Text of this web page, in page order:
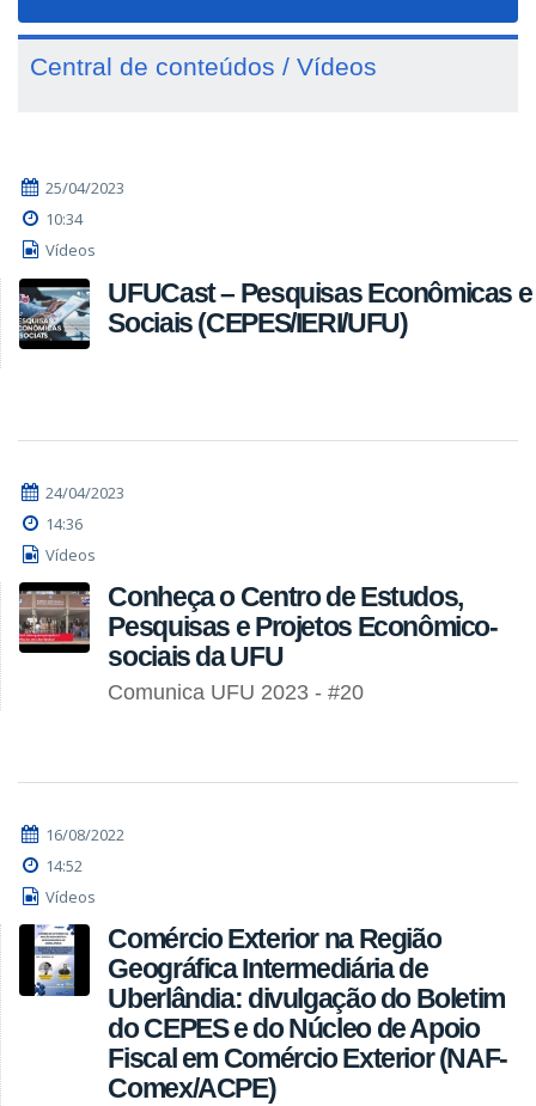
Central de conteúdos / Vídeos
25/04/2023
10:34
Vídeos
UFUCast – Pesquisas Econômicas e
Sociais (CEPES/IERI/UFU)
24/04/2023
14:36
Vídeos
Conheça o Centro de Estudos,
Pesquisas e Projetos Econômico-
sociais da UFU
Comunica UFU 2023 - #20
16/08/2022
14:52
Vídeos
Comércio Exterior na Região
Geográfica Intermediária de
Uberlândia: divulgação do Boletim
do CEPES e do Núcleo de Apoio
Fiscal em Comércio Exterior (NAF-
Comex/ACPE)